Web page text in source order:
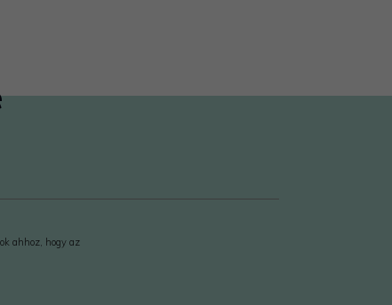
ahhoz, hogy az